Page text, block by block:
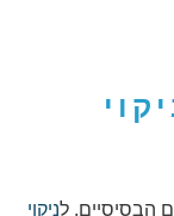
הבסיסיים. לניקוי